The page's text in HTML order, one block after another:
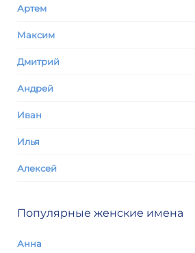
Артем
Максим
Дмитрий
Андрей
Иван
Илья
Алексей
Популярные женские имена
Анна